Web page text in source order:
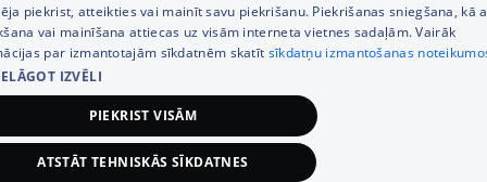
piekrist, atteikties vai mainīt savu piekrišanu. Piekrišanas sniegšana, kā
vai mainīšana attiecas uz visām interneta vietnes sadaļām. Vairāk
par izmantotajām sīkdatnēm skatīt sīkdatņu izmantošanas
IZVĒLI
PIEKRIST VISĀM
ATSTĀT TEHNISKĀS SĪKDATNES